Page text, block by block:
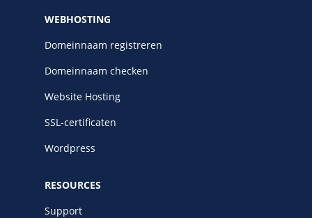
WEBHOSTING
Domeinnaam registreren
Domeinnaam checken
Website Hosting
SSL-certificaten
Wordpress
RESOURCES
Support